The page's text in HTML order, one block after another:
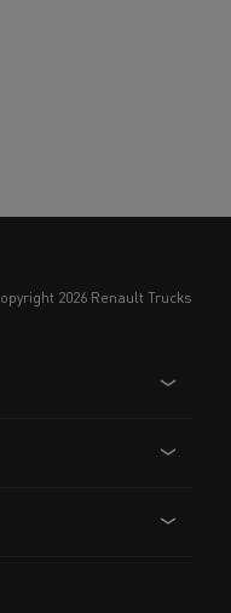
copyright 2026 Renault Trucks